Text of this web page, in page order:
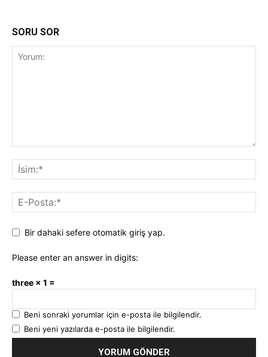
SORU SOR
Bir dahaki sefere otomatik giriş yap.
Please enter an answer in digits:
three × 1 =
Beni sonraki yorumlar için e-posta ile bilgilendir.
Beni yeni yazılarda e-posta ile bilgilendir.